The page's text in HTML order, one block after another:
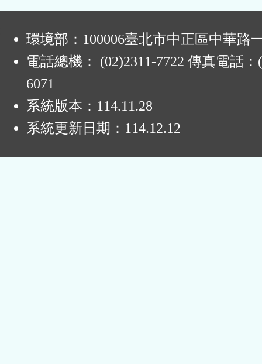
環境部：100006臺北市中正區中華路
電話總機： (02)2311-7722 傳真電話：
6071
系統版本： 114.11.28
系統更新日期： 114.12.12